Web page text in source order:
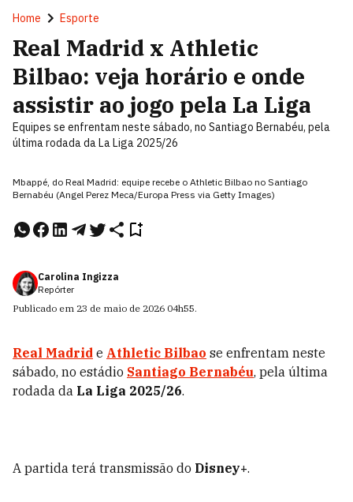
Home Esporte
Real Madrid x Athletic
Bilbao: veja horário e onde
assistir ao jogo pela La Liga
Equipes se enfrentam neste sábado, no Santiago Bernabéu, pela
última rodada da La Liga 2025/26
Mbappé, do Real Madrid: equipe recebe o Athletic Bilbao no Santiago
Bernabéu (Angel Perez Meca/Europa Press via Getty Images)
Carolina Ingizza
Repórter
Publicado em 23 de maio de 2026 04h55.
Real Madrid e Athletic Bilbao se enfrentam neste
sábado, no estádio Santiago Bernabéu, pela última
rodada da La Liga 2025/26.
A partida terá transmissão do Disney+.